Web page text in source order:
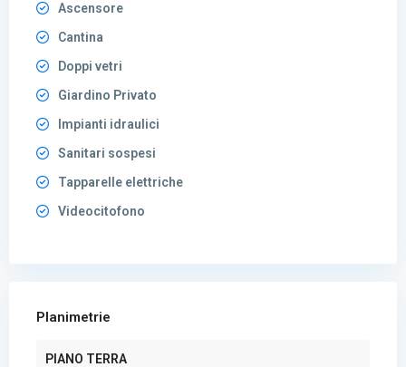
Ascensore
Cantina
Doppi vetri
Giardino Privato
Impianti idraulici
Sanitari sospesi
Tapparelle elettriche
Videocitofono
Planimetrie
PIANO TERRA